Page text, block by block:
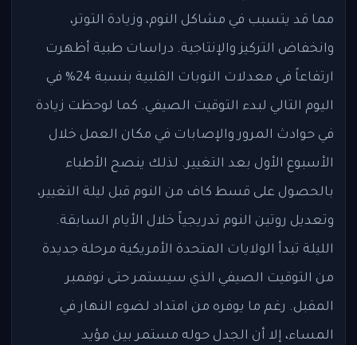
مما قد يتسبب في مشاكل النوم، وزيادة التوتر،
وانخفاض التركيز والإنتاجية. دراسات طبية أظهرت
ارتفاعاً في معدلات النوبات القلبية بنسبة 24% في
اليوم التالي لبدء التوقيت الصيفي. كما لوحظت زيادة
في حوادث المرور والإصابات في مكان العمل خلال
الأسبوع الأول بعد التغيير. لذلك ينصح الأطباء
بالحصول على قسط كاف من النوم قبل ليلة التغيير،
وتعديل روتين النوم تدريجياً خلال الأيام السابقة.
الليلة تبدأ الولايات المتحدة الأمريكية مرحلة جديدة
من التوقيت الصيفي الذي سيستمر حتى نوفمبر
المقبل. رغم ما يوفره من امتداد لضوء النهار في
المساء، إلا أن الجدل حوله مستمر بين مؤيد